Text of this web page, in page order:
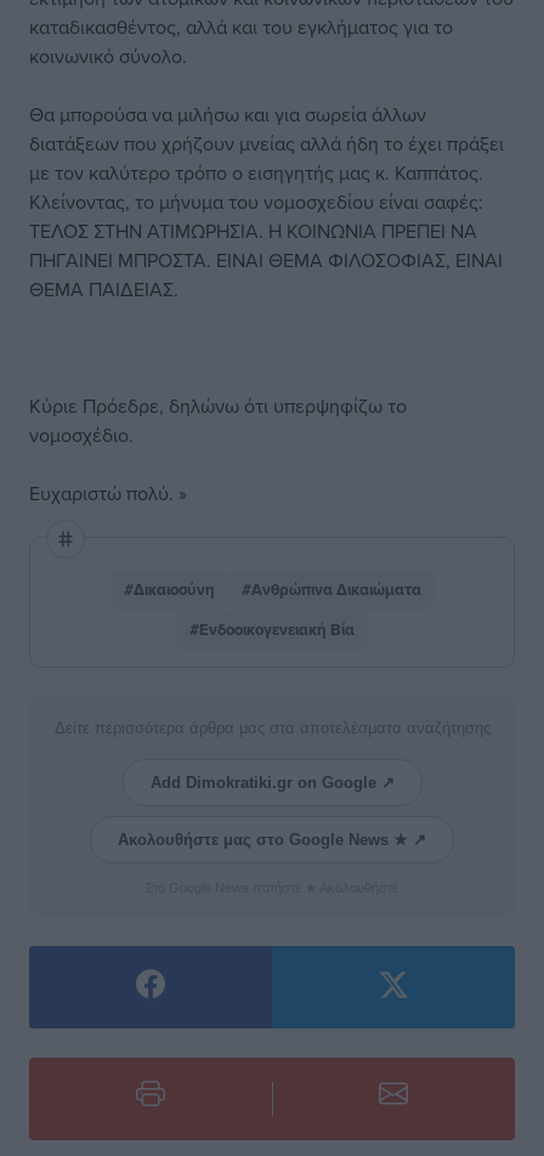
καταδικασθέντος, αλλά και του εγκλήματος για το
κοινωνικό σύνολο.
Θα μπορούσα να μιλήσω και για σωρεία άλλων
διατάξεων που χρήζουν μνείας αλλά ήδη το έχει πράξει
με τον καλύτερο τρόπο ο εισηγητής μας κ. Καππάτος.
Κλείνοντας, το μήνυμα του νομοσχεδίου είναι σαφές:
ΤΕΛΟΣ ΣΤΗΝ ΑΤΙΜΩΡΗΣΙΑ. Η ΚΟΙΝΩΝΙΑ ΠΡΕΠΕΙ ΝΑ
ΠΗΓΑΙΝΕΙ ΜΠΡΟΣΤΑ. ΕΙΝΑΙ ΘΕΜΑ ΦΙΛΟΣΟΦΙΑΣ, ΕΙΝΑΙ
ΘΕΜΑ ΠΑΙΔΕΙΑΣ.
Κύριε Πρόεδρε, δηλώνω ότι υπερψηφίζω το
νομοσχέδιο.
Ευχαριστώ πολύ. »
#Δικαιοσύνη
#Ανθρώπινα Δικαιώματα
#Ενδοοικογενειακή Βία
Δείτε περισσότερα άρθρα μας στα αποτελέσματα αναζήτησης
Add Dimokratiki.gr on Google ↗
Ακολουθήστε μας στο Google News ★ ↗